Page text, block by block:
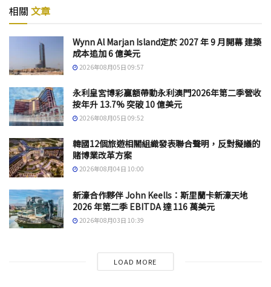
相關 文章
Wynn Al Marjan Island定於 2027 年 9 月開幕 建築
成本追加 6 億美元
2026年08月05日 09:57
永利皇宮博彩贏額帶動永利澳門2026年第二季營收
按年升 13.7% 突破 10 億美元
2026年08月05日 09:52
韓國12個旅遊相關組織發表聯合聲明，反對擬議的
賭博業改革方案
2026年08月04日 10:00
新濠合作夥伴 John Keells：斯里蘭卡新濠天地
2026 年第二季 EBITDA 達 116 萬美元
2026年08月03日 10:39
LOAD MORE